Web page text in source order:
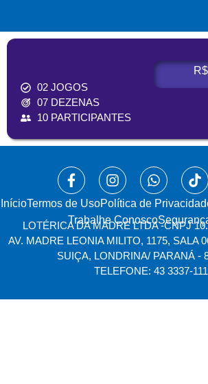
02 JOGOS
07 DEZENAS
10 PARTICIPANTES
R$
Início⁠Termos de UsoPolítica de
Trabalhe Conosco
LOTÉRICA DA MADRE LTDA -CNPJ
AV. MADRE LEONIA MILITO, 1175, SALA
SUIÇA, LONDRINA/ PARANÁ -
TELEFONE: 43 3337-